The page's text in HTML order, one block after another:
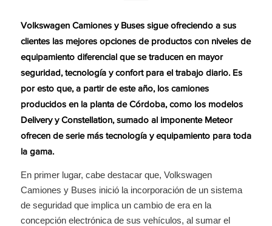
Volkswagen Camiones y Buses sigue ofreciendo a sus
clientes las mejores opciones de productos con niveles de
equipamiento diferencial que se traducen en mayor
seguridad, tecnología y confort para el trabajo diario. Es
por esto que, a partir de este año, los camiones
producidos en la planta de Córdoba, como los modelos
Delivery y Constellation, sumado al imponente Meteor
ofrecen de serie más tecnología y equipamiento para toda
la gama.
En primer lugar, cabe destacar que, Volkswagen
Camiones y Buses inició la incorporación de un sistema
de seguridad que implica un cambio de era en la
concepción electrónica de sus vehículos, al sumar el